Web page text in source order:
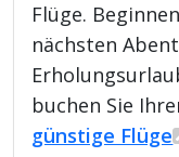
Flüge.
nächsten
buchen Sie
günstige Flüge